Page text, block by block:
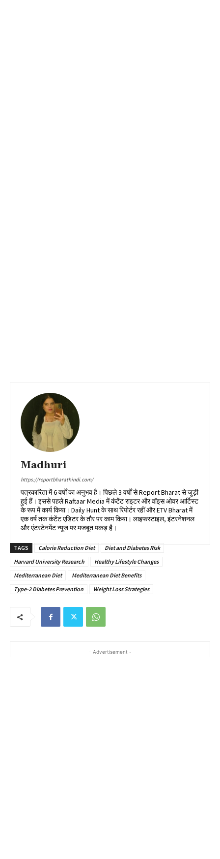
Madhuri
https://reportbharathindi.com/
पत्रकारिता में 6 वर्षों का अनुभव है। पिछले 3 वर्षों से Report Bharat से जुड़ी
हुई हैं। इससे पहले Raftaar Media में कंटेंट राइटर और वॉइस ओवर आर्टिस्ट
के रूप में कार्य किया। Daily Hunt के साथ रिपोर्टर रहीं और ETV Bharat में
एक वर्ष तक कंटेंट एडिटर के तौर पर काम किया। लाइफस्टाइल, इंटरनेशनल
और एंटरटेनमेंट न्यूज पर मजबूत पकड़ है।
TAGS Calorie Reduction Diet
Diet and Diabetes Risk
Harvard University Research
Healthy Lifestyle Changes
Mediterranean Diet
Mediterranean Diet Benefits
Type-2 Diabetes Prevention
Weight Loss Strategies
- Advertisement -